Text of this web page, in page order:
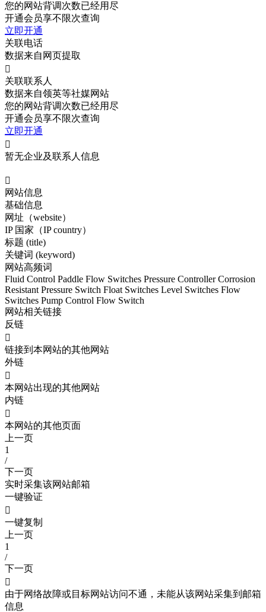
您的网站背调次数已经用尽
开通会员享不限次查询
立即开通
关联电话
数据来自网页提取

关联联系人
数据来自领英等社媒网站
您的网站背调次数已经用尽
开通会员享不限次查询
立即开通

暂无企业及联系人信息

网站信息
基础信息
网址（website）
IP 国家（IP country）
标题 (title)
关键词 (keyword)
网站高频词
Fluid Control Paddle Flow Switches Pressure Controller Corrosion
Resistant Pressure Switch Float Switches Level Switches Flow
Switches Pump Control Flow Switch
网站相关链接
反链

链接到本网站的其他网站
外链

本网站出现的其他网站
内链

本网站的其他页面
上一页
1
/
下一页
实时采集该网站邮箱
一键验证

一键复制
上一页
1
/
下一页

由于网络故障或目标网站访问不通，未能从该网站采集到邮箱
信息